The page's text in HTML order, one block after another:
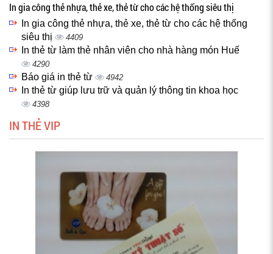
In gia công thẻ nhựa, thẻ xe, thẻ từ cho các hệ thống siêu thị
In gia công thẻ nhựa, thẻ xe, thẻ từ cho các hệ thống
siêu thị
4409
In thẻ từ làm thẻ nhân viên cho nhà hàng món Huế
4290
Báo giá in thẻ từ 4942
In thẻ từ giúp lưu trữ và quản lý thông tin khoa học
4398
IN THẺ VIP